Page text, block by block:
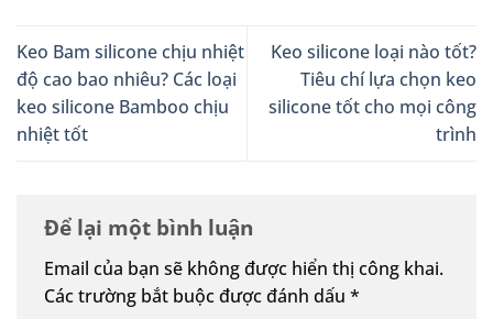
Keo Bam silicone chịu nhiệt
độ cao bao nhiêu? Các loại
keo silicone Bamboo chịu
nhiệt tốt
Keo silicone loại nào tốt?
Tiêu chí lựa chọn keo
silicone tốt cho mọi công
trình
Để lại một bình luận
Email của bạn sẽ không được hiển thị công khai.
Các trường bắt buộc được đánh dấu *